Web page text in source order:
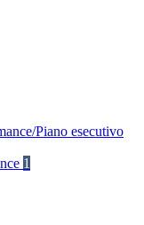
Piano esecutivo
1